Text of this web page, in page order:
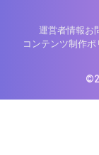
運営者情報お
コンテンツ制作ポ